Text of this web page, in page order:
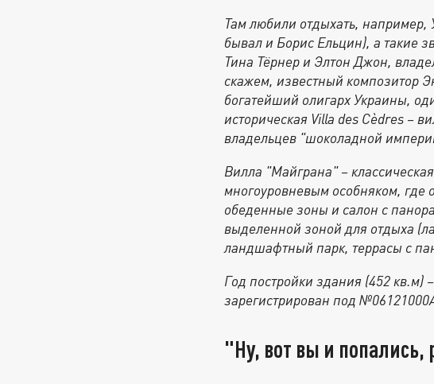
Там любили отдыхать, например,
бывал и Борис Ельцин), а такие
Тина Тёрнер и Элтон Джон,
скажем, известный композитор
богатейший олигарх Украины,
историческая Villa des Cèdres –
владельцев "шоколадной
Вилла "Майграна" –
многоуровневым особняком, где
обеденные зоны и салон с
выделенной зоной для отдыха
ландшафтный парк, террасы с
Год постройки здания (452 кв.м)
зарегистрирован под
"Ну, вот вы и попались,